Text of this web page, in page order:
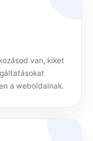
van, kiket
a weboldalnak.